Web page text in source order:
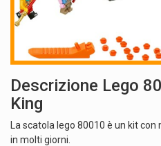
Descrizione Lego
King
La scatola lego 80010 è un kit
in molti giorni.